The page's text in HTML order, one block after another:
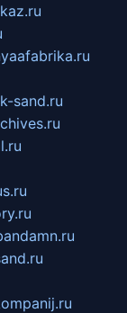
sand.ru